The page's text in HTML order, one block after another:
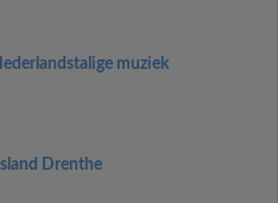
muziek
Drenthe